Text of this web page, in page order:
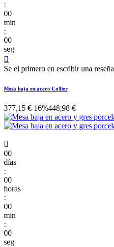
:
00
min
:
00
seg

Se el primero en escribir una reseña
Mesa baja en acero Collier
377,15 €-16%448,98 €

00
días
:
00
horas
:
00
min
:
00
seg